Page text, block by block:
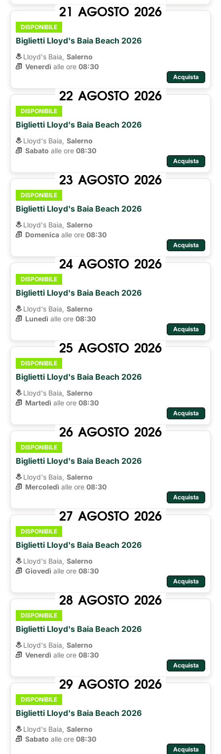
21 AGOSTO 2026
DISPONIBILE
Biglietti Lloyd's Baia Beach 2026
Lloyd's Baia, Salerno
Venerdì alle ore 08:30
Acquista
22 AGOSTO 2026
DISPONIBILE
Biglietti Lloyd's Baia Beach 2026
Lloyd's Baia, Salerno
Sabato alle ore 08:30
Acquista
23 AGOSTO 2026
DISPONIBILE
Biglietti Lloyd's Baia Beach 2026
Lloyd's Baia, Salerno
Domenica alle ore 08:30
Acquista
24 AGOSTO 2026
DISPONIBILE
Biglietti Lloyd's Baia Beach 2026
Lloyd's Baia, Salerno
Lunedì alle ore 08:30
Acquista
25 AGOSTO 2026
DISPONIBILE
Biglietti Lloyd's Baia Beach 2026
Lloyd's Baia, Salerno
Martedì alle ore 08:30
Acquista
26 AGOSTO 2026
DISPONIBILE
Biglietti Lloyd's Baia Beach 2026
Lloyd's Baia, Salerno
Mercoledì alle ore 08:30
Acquista
27 AGOSTO 2026
DISPONIBILE
Biglietti Lloyd's Baia Beach 2026
Lloyd's Baia, Salerno
Giovedì alle ore 08:30
Acquista
28 AGOSTO 2026
DISPONIBILE
Biglietti Lloyd's Baia Beach 2026
Lloyd's Baia, Salerno
Venerdì alle ore 08:30
Acquista
29 AGOSTO 2026
DISPONIBILE
Biglietti Lloyd's Baia Beach 2026
Lloyd's Baia, Salerno
Sabato alle ore 08:30
Acquista